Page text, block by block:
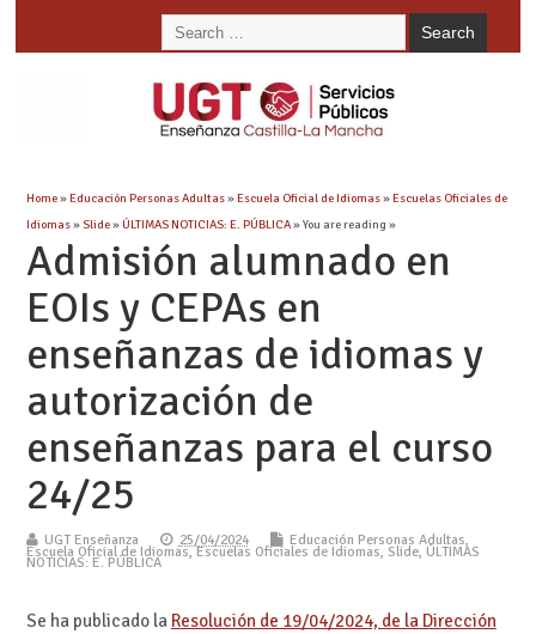
Home»Educación Personas Adultas»Escuela Oficial de Idiomas»Escuelas Oficiales de
Idiomas»Slide»ÚLTIMAS NOTICIAS: E. PÚBLICA» You are reading »
Admisión alumnado en
EOIs y CEPAs en
enseñanzas de idiomas y
autorización de
enseñanzas para el curso
24/25
UGT Enseñanza 25/04/2024 Educación Personas Adultas,
Escuela Oficial de Idiomas,Escuelas Oficiales de Idiomas, Slide, ÚLTIMAS
NOTICIAS: E. PÚBLICA
Se ha publicado la Resolución de 19/04/2024, de la Dirección